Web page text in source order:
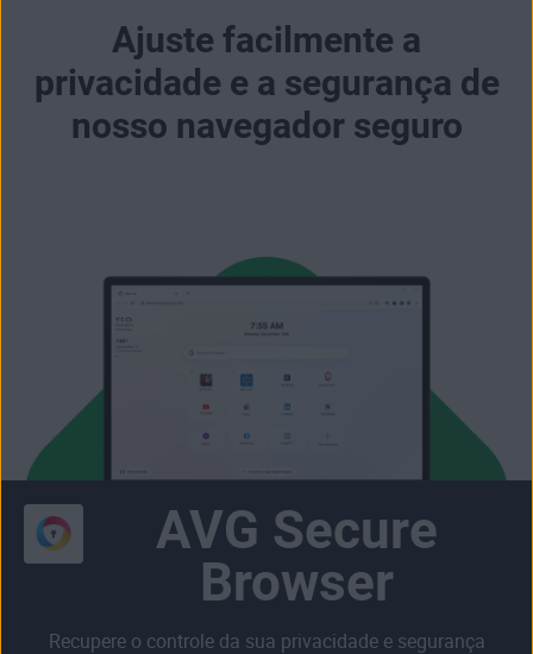
Ajuste facilmente a
privacidade e a segurança de
nosso navegador seguro
AVG Secure
Browser
Recupere o controle da sua privacidade e segurança